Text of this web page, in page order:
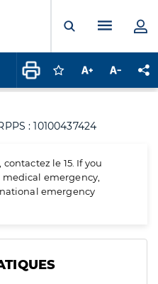
Ouvrir laMenu
Connectez-vous
Augmenter la
: 10100437424
le 15. If you
emergency,
emergency